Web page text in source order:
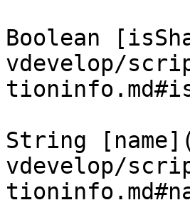
Boolean
vdevelop/
String
vdevelop/